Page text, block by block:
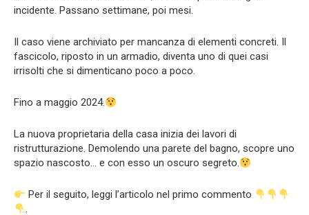
incidente. Passano settimane, poi mesi.
Il caso viene archiviato per mancanza di elementi concreti. Il
fascicolo, riposto in un armadio, diventa uno di quei casi
irrisolti che si dimenticano poco a poco.
Fino a maggio 2024.
La nuova proprietaria della casa inizia dei lavori di
ristrutturazione. Demolendo una parete del bagno, scopre uno
spazio nascosto… e con esso un oscuro segreto.
Per il seguito, leggi l’articolo nel primo commento
.